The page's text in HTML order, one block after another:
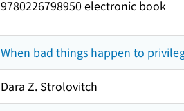
9780226798950 electronic book
When bad things happen to
Dara Z. Strolovitch